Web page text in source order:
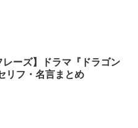
レーズ】ドラマ『ドラゴン
リフ・名言まとめ